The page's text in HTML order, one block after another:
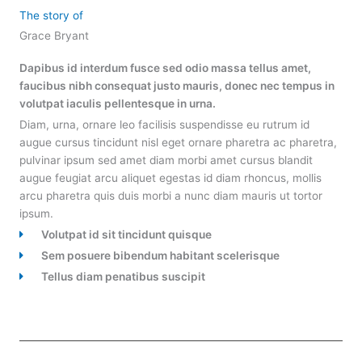
The story of
Grace Bryant
Dapibus id interdum fusce sed odio massa tellus amet,
faucibus nibh consequat justo mauris, donec nec tempus in
volutpat iaculis pellentesque in urna.
Diam, urna, ornare leo facilisis suspendisse eu rutrum id
augue cursus tincidunt nisl eget ornare pharetra ac pharetra,
pulvinar ipsum sed amet diam morbi amet cursus blandit
augue feugiat arcu aliquet egestas id diam rhoncus, mollis
arcu pharetra quis duis morbi a nunc diam mauris ut tortor
ipsum.
Volutpat id sit tincidunt quisque
Sem posuere bibendum habitant scelerisque
Tellus diam penatibus suscipit